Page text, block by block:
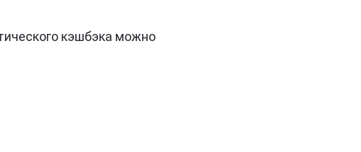
кэшбэка можно